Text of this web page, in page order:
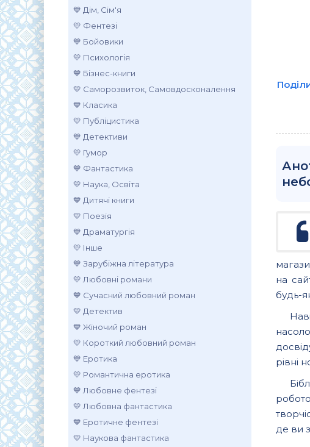
💙 Дім, Сім'я
💛 Фентезі
💙 Бойовики
💛 Психологія
💙 Бізнес-книги
💛 Саморозвиток, Самовдосконалення
💙 Класика
💛 Публіцистика
💙 Детективи
💛 Гумор
💙 Фантастика
💛 Наука, Освіта
💙 Дитячі книги
💛 Поезія
💙 Драматургія
💛 Інше
💙 Зарубіжна література
💛 Любовні романи
💙 Сучасний любовний роман
💛 Детектив
💙 Жіночий роман
💛 Короткий любовний роман
💙 Еротика
💛 Романтична еротика
💙 Любовне фентезі
💛 Любовна фантастика
💙 Еротичне фентезі
💛 Наукова фантастика
на
будь-
рівні
де ви